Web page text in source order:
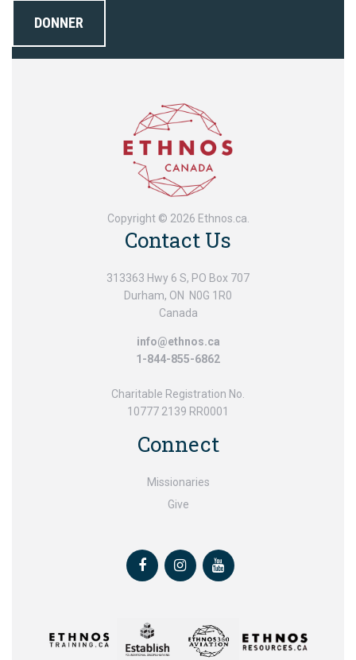
DONNER
Copyright © 2026 Ethnos.ca.
Contact Us
313363 Hwy 6 S, PO Box 707
Durham, ON N0G 1R0
Canada
info@ethnos.ca
1-844-855-6862
Charitable Registration No.
10777 2139 RR0001
Connect
Missionaries
Give
FacebookInstagramYoutube